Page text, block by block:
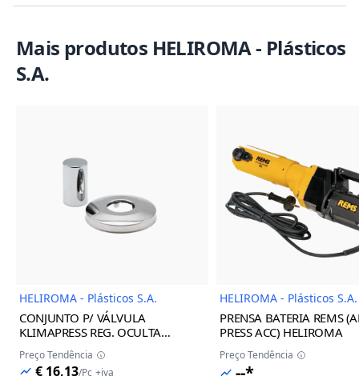
Mais produtos HELIROMA - Plásticos
S.A.
Imagem do Produto
HELIROMA - Plásticos S.A.
CONJUNTO P/ VÁLVULA
KLIMAPRESS REG. OCULTA
BRANCA 16/32 HELIROMA
Preço Tendência
€ 16,13/Pc +iva
HELIROMA - Plásticos S.A.
PRENSA BATERIA REMS
PRESS ACC) HELIROMA
Preço Tendência